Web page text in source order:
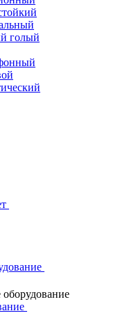
голый
оборудование